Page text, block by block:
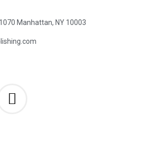
Manhattan, NY 10003